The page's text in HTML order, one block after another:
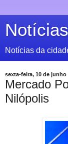
Notícias da
sexta-feira, 10 de junho
Mercado
Nilópolis